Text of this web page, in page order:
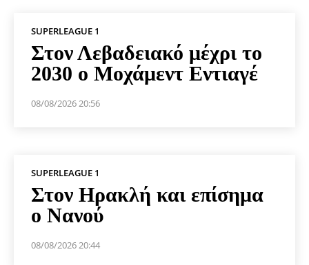
SUPERLEAGUE 1
Στον Λεβαδειακό μέχρι το
2030 ο Μοχάμεντ Εντιαγέ
08/08/2026 20:56
SUPERLEAGUE 1
Στον Ηρακλή και επίσημα
ο Νανού
08/08/2026 20:44